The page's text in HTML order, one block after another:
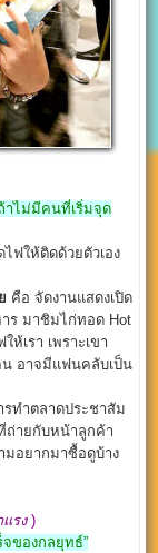
าไม่มีคนที่เริ่มจุด
ไฟให้ติดด้วยตัวเอง
คือ จัดงานแสดงเปิด
าร มาชิมไก่ทอด Hot
เรา เพราะเขา
อาจมีแฟนคลับเป็น
ทำตลาดประชาสัม
ถ่ายกับหน้าลูกค้า
มอยากมาซื้อดูบ้าง
รง )
จของกลยุทธ์”